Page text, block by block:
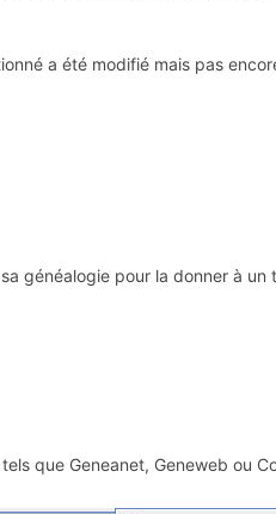
a été modifié mais pas
généalogie pour la donner à un
que Geneanet, Geneweb ou